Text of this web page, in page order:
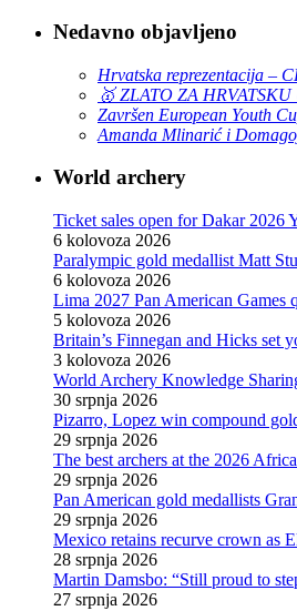
Nedavno objavljeno
Hrvatska reprezentacija –
🥇 ZLATO ZA
Završen European Youth
Amanda Mlinarić i
World archery
Ticket sales open for Dakar 2026
6 kolovoza 2026
Paralympic gold medallist Matt
6 kolovoza 2026
Lima 2027 Pan American Games
5 kolovoza 2026
Britain’s Finnegan and Hicks set
3 kolovoza 2026
World Archery Knowledge
30 srpnja 2026
Pizarro, Lopez win compound
29 srpnja 2026
The best archers at the 2026
29 srpnja 2026
Pan American gold medallists
29 srpnja 2026
Mexico retains recurve crown as
28 srpnja 2026
Martin Damsbo: “Still proud to
27 srpnja 2026